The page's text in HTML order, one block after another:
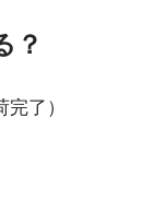
？
了）